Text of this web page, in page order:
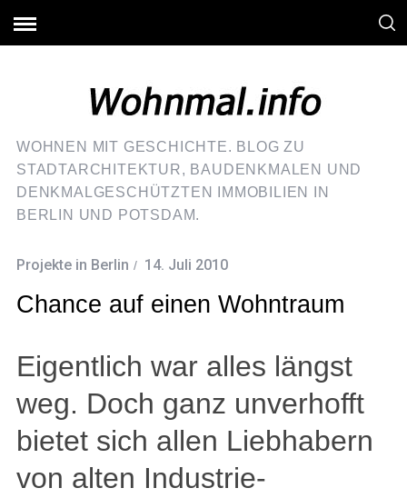
WOHNEN MIT GESCHICHTE. BLOG ZU
STADTARCHITEKTUR, BAUDENKMALEN UND
DENKMALGESCHÜTZTEN IMMOBILIEN IN
BERLIN UND POTSDAM.
Projekte in Berlin 14. Juli 2010
Chance auf einen Wohntraum
Eigentlich war alles längst
weg. Doch ganz unverhofft
bietet sich allen Liebhabern
von alten Industrie-